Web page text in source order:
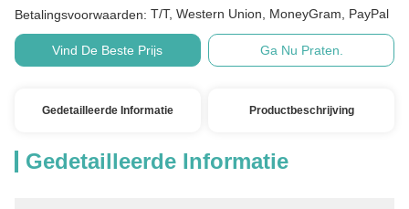
Betalingsvoorwaarden: T/T, Western Union, MoneyGram, PayPal
Vind De Beste Prijs Ga Nu Praten.
Gedetailleerde Informatie Productbeschrijving
Gedetailleerde Informatie